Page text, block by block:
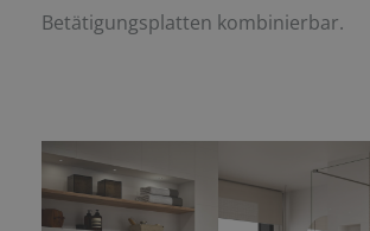
Betätigungsplatten kombinierbar.